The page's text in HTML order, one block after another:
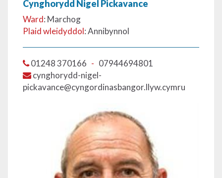
Cynghorydd Nigel Pickavance
Ward: Marchog
Plaid wleidyddol: Annibynnol
01248 370166 - 07944694801
cynghorydd-nigel-
pickavance@cyngordinasbangor.llyw.cymru